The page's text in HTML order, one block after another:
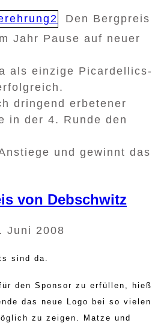
Den Bergpreis
Jahr Pause auf neuer
als einzige Picardellics-
dringend erbetener
in der 4. Runde den
und gewinnt das
von Debschwitz
Juni 2008
sind da.
den Sponsor zu erfüllen, hieß
das neue Logo bei so vielen
zu zeigen. Matze und